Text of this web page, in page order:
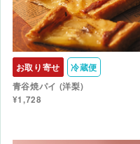
お取り寄せ
冷蔵便
青谷焼パイ (洋梨)
¥1,728